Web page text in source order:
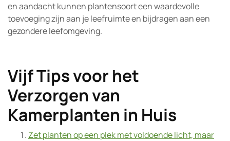
en aandacht kunnen plantensoort een waardevolle
toevoeging zijn aan je leefruimte en bijdragen aan een
gezondere leefomgeving.
Vijf Tips voor het
Verzorgen van
Kamerplanten in Huis
Zet planten op een plek met voldoende licht, maar